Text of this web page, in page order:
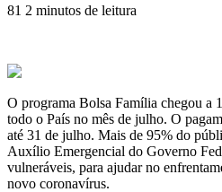
um
81 2 minutos de leitura
O programa Bolsa Família chegou a
todo o País no mês de julho. O
até 31 de julho. Mais de 95% do
Auxílio Emergencial do Governo
vulneráveis, para ajudar no
novo coronavírus.